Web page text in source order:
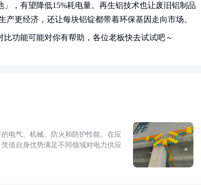
，有望降低15%耗电量。再生铝技术也让废旧铝制品
更经济，还让每块铝锭都带着环保基因走向市场。
功能可能对你有帮助，各位老板快去试试吧～
电气、机械、防火和防护性能。在应
借自身优势满足不同领域对电力供应